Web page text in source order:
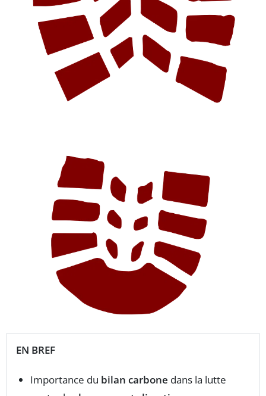
EN BREF
Importance du bilan carbone dans la lutte